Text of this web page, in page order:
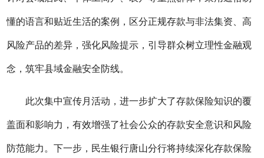
懂的语言和贴近生活的案例，区分正规存款与非法集资、高
风险产品的差异，强化风险提示，引导群众树立理性金融观
念，筑牢县域金融安全防线。
此次集中宣传月活动，进一步扩大了存款保险知识的覆
盖面和影响力，有效增强了社会公众的存款安全意识和风险
防范能力。下一步，民生银行唐山分行将持续深化存款保险